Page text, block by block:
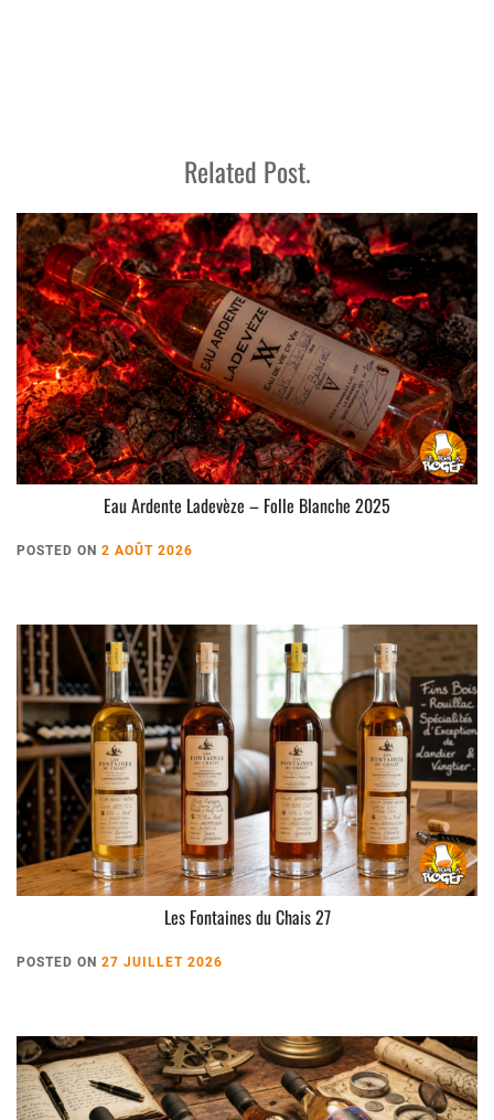
Related Post.
Eau Ardente Ladevèze – Folle Blanche 2025
POSTED ON 2 AOÛT 2026
Les Fontaines du Chais 27
POSTED ON 27 JUILLET 2026